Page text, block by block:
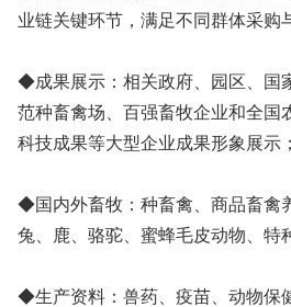
业链关键环节，满足不同群体采购
◆成果展示：相关政府、园区、国
范种畜禽场、百强畜牧企业和全国
科技成果等大型企业成果形象展示；
◆国内外畜牧：种畜禽、商品畜禽
兔、鹿、骆驼、蜜蜂毛皮动物、特
◆生产资料：兽药、疫苗、动物保